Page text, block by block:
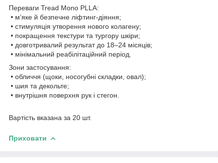
Переваги Tread Mono PLLA:
• м’яке й безпечне ліфтинг-діяння;
• стимуляція утворення нового колагену;
• покращення текстури та тургору шкіри;
• довготривалий результат до 18–24 місяців;
• мінімальний реабілітаційний період.
Зони застосування:
• обличчя (щоки, носогубні складки, овал);
• шия та декольте;
• внутрішня поверхня рук і стегон.
Вартість вказана за 20 шт.
Приховати